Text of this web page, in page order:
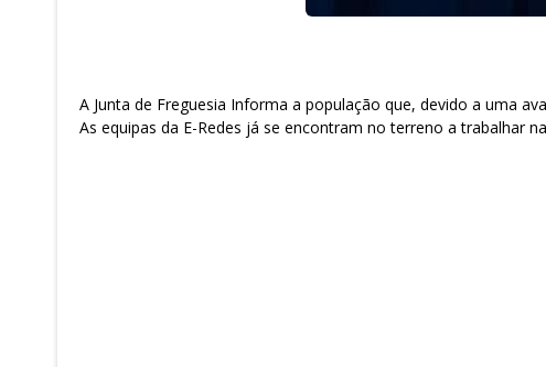
A Junta de Freguesia Informa a população que, devido a uma
As equipas da E-Redes já se encontram no terreno a trabalhar